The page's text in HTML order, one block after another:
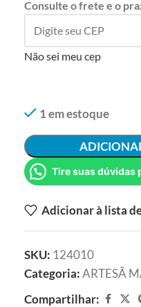
Consulte o frete e o
Não sei meu cep
1 em estoque
Tire suas dúvidas
Adicionar à lista
SKU: 124010
Categoria:ARTESÃ
Compartilhar: